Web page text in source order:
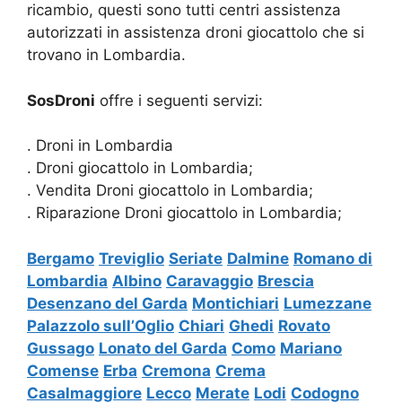
ricambio, questi sono tutti centri assistenza
autorizzati in assistenza droni giocattolo che si
trovano in Lombardia.
SosDroni offre i seguenti servizi:
. Droni in Lombardia
. Droni giocattolo in Lombardia;
. Vendita Droni giocattolo in Lombardia;
. Riparazione Droni giocattolo in Lombardia;
Bergamo Treviglio Seriate Dalmine Romano di
Lombardia Albino Caravaggio Brescia
Desenzano del Garda Montichiari Lumezzane
Palazzolo sull’Oglio Chiari Ghedi Rovato
Gussago Lonato del Garda Como Mariano
Comense Erba Cremona Crema
Casalmaggiore Lecco Merate Lodi Codogno